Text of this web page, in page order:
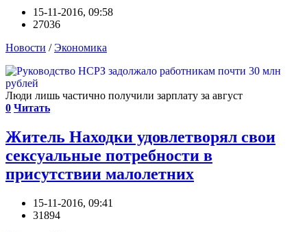
15-11-2016, 09:58
27036
Новости /Экономика
Люди лишь частично получили зарплату за август
0 Читать
Житель Находки удовлетворял свои
сексуальные потребности в
присутствии малолетних
15-11-2016, 09:41
31894